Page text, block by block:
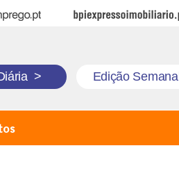
BPI Expresso Imobiliário
> Edição Semanal